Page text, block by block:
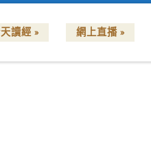
讀經 » 網上直播 »